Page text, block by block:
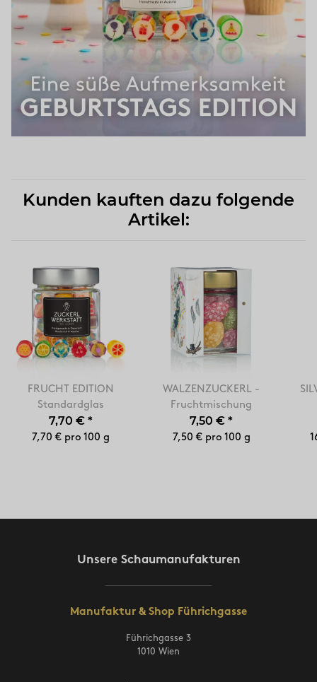
Kunden kauften dazu folgende
Artikel:
FRUCHT EDITION
Standardglas
7,70 € *
7,70 € pro 100 g
WALZENZUCKERL -
Fruchtmischung
7,50 € *
7,50 € pro 100 g
Unsere Schaumanufakturen
Manufaktur & Shop Führichgasse
Führichgasse 3
1010 Wien